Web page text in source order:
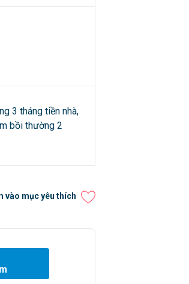
3 tháng tiền nhà,
bồi thường 2
vào mục yêu thích